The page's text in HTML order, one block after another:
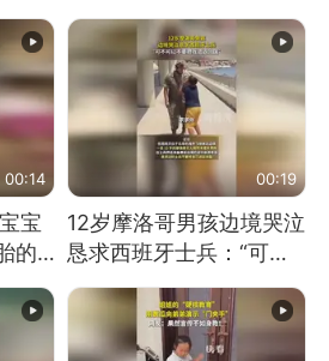
00:14
宝
的
00:19
12岁摩洛哥男孩边境哭泣
恳求西班牙士兵：“可不
可以不要把我遣返回国”